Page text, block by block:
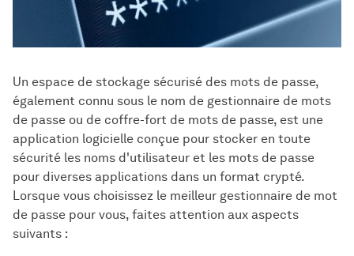
Un espace de stockage sécurisé des mots de passe,
également connu sous le nom de gestionnaire de mots
de passe ou de coffre-fort de mots de passe, est une
application logicielle conçue pour stocker en toute
sécurité les noms d'utilisateur et les mots de passe
pour diverses applications dans un format crypté.
Lorsque vous choisissez le meilleur gestionnaire de mot
de passe pour vous, faites attention aux aspects
suivants :